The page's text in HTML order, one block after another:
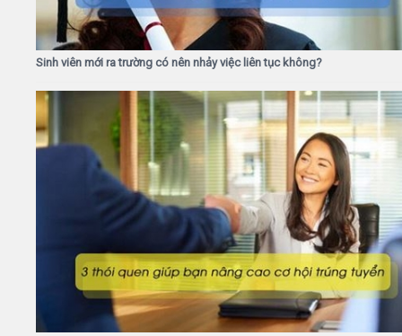
Sinh viên mới ra trường có nên nhảy việc liên tục không?